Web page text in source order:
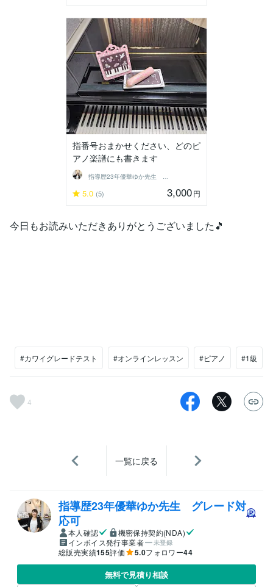
指番号おまかせください、どのピ
アノ楽譜にも書きます
指導歴23年優華ゆか先生 グレード対応可
5.0 (5) 3,000円
今日もお読みいただきありがとうございました🎵
#カワイグレードテスト #オンラインレッスン #ピアノ #1級
4
一覧に戻る
指導歴23年優華ゆか先生 グレード対
応可
本人確認
機密保持契約(NDA)
インボイス発行事業者
未登録
総販売実績155評価 5.0フォロワー44
無料で見積り相談